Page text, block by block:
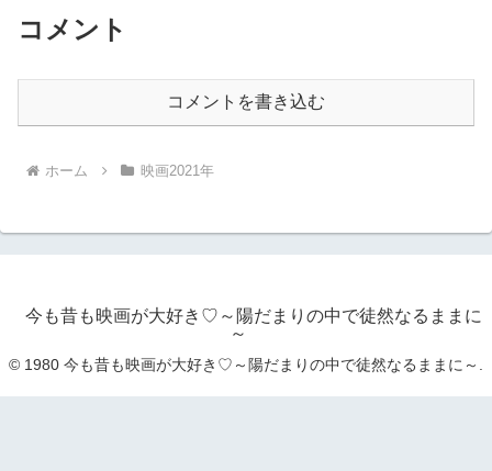
コメント
コメントを書き込む
ホーム 映画2021年
今も昔も映画が大好き♡～陽だまりの中で徒然なるままに
～
© 1980 今も昔も映画が大好き♡～陽だまりの中で徒然なるままに～.